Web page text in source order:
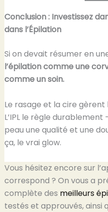
Conclusion : Investissez
dans l’Épilation
Si on devait résumer en
l’épilation comme une
comme un soin.
Le rasage et la cire
L’IPL le règle
peau une qualité et une
ça, le vrai glow.
Vous hésitez encore sur
correspond ? On vous a
complète des meilleurs
testés et approuvés, ainsi